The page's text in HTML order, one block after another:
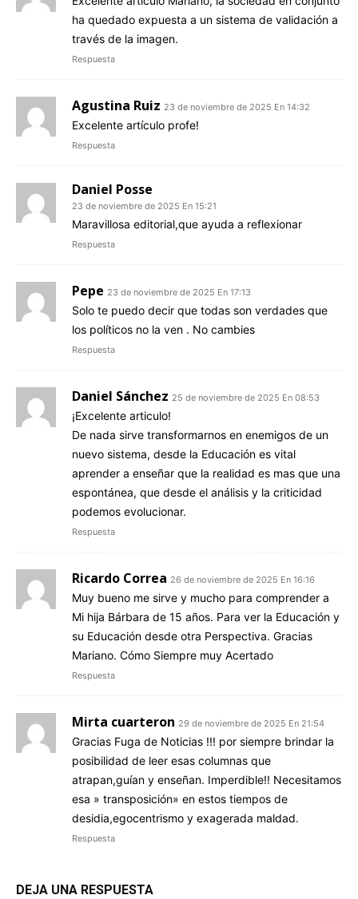
ha quedado expuesta a un sistema de validación a
través de la imagen.
Respuesta
Agustina Ruiz 23 de noviembre de 2025 En 14:32
Excelente artículo profe!
Respuesta
Daniel Posse
23 de noviembre de 2025 En 15:21
Maravillosa editorial,que ayuda a reflexionar
Respuesta
Pepe 23 de noviembre de 2025 En 17:13
Solo te puedo decir que todas son verdades que
los políticos no la ven . No cambies
Respuesta
Daniel Sánchez 25 de noviembre de 2025 En 08:53
¡Excelente articulo!
De nada sirve transformarnos en enemigos de un
nuevo sistema, desde la Educación es vital
aprender a enseñar que la realidad es mas que una
espontánea, que desde el análisis y la criticidad
podemos evolucionar.
Respuesta
Ricardo Correa 26 de noviembre de 2025 En 16:16
Muy bueno me sirve y mucho para comprender a
Mi hija Bárbara de 15 años. Para ver la Educación y
su Educación desde otra Perspectiva. Gracias
Mariano. Cómo Siempre muy Acertado
Respuesta
Mirta cuarteron 29 de noviembre de 2025 En 21:54
Gracias Fuga de Noticias !!! por siempre brindar la
posibilidad de leer esas columnas que
atrapan,guían y enseñan. Imperdible!! Necesitamos
esa » transposición» en estos tiempos de
desidia,egocentrismo y exagerada maldad.
Respuesta
DEJA UNA RESPUESTA